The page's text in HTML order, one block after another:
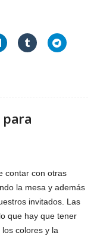
para
contar con otras
la mesa y además
invitados. Las
que hay que tener
colores y la